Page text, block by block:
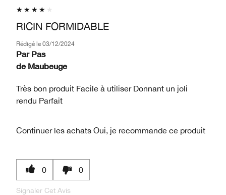
RICIN FORMIDABLE
Rédigé le 03/12/2024
Par Pas
de Maubeuge
Très bon produit Facile à utiliser Donnant un joli
rendu Parfait
Continuer les achats Oui, je recommande ce produit
0 0
Signaler Cet Avis